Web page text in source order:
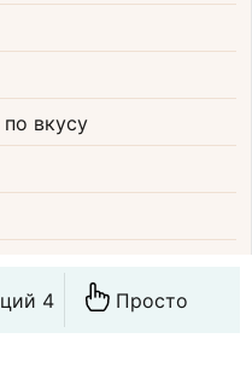
вкусу
4 Просто